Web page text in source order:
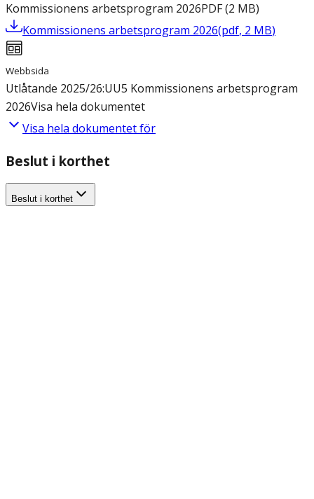
Kommissionens arbetsprogram 2026PDF(2 MB)
Kommissionens arbetsprogram 2026(pdf, 2 MB)
Webbsida
Utlåtande 2025/26:UU5 Kommissionens arbetsprogram
2026Visa hela dokumentet
Visa hela dokumentet för
Beslut i korthet
Beslut i korthet